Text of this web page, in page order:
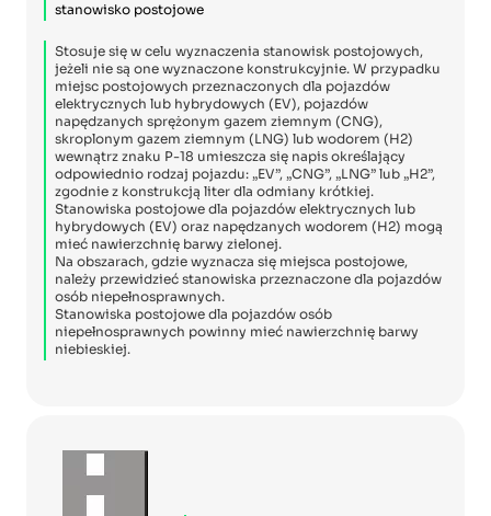
stanowisko postojowe
Stosuje się w celu wyznaczenia stanowisk postojowych,
jeżeli nie są one wyznaczone konstrukcyjnie. W przypadku
miejsc postojowych przeznaczonych dla pojazdów
elektrycznych lub hybrydowych (EV), pojazdów
napędzanych sprężonym gazem ziemnym (CNG),
skroplonym gazem ziemnym (LNG) lub wodorem (H2)
wewnątrz znaku P-18 umieszcza się napis określający
odpowiednio rodzaj pojazdu: „EV”, „CNG”, „LNG” lub „H2”,
zgodnie z konstrukcją liter dla odmiany krótkiej.
Stanowiska postojowe dla pojazdów elektrycznych lub
hybrydowych (EV) oraz napędzanych wodorem (H2) mogą
mieć nawierzchnię barwy zielonej.
Na obszarach, gdzie wyznacza się miejsca postojowe,
należy przewidzieć stanowiska przeznaczone dla pojazdów
osób niepełnosprawnych.
Stanowiska postojowe dla pojazdów osób
niepełnosprawnych powinny mieć nawierzchnię barwy
niebieskiej.